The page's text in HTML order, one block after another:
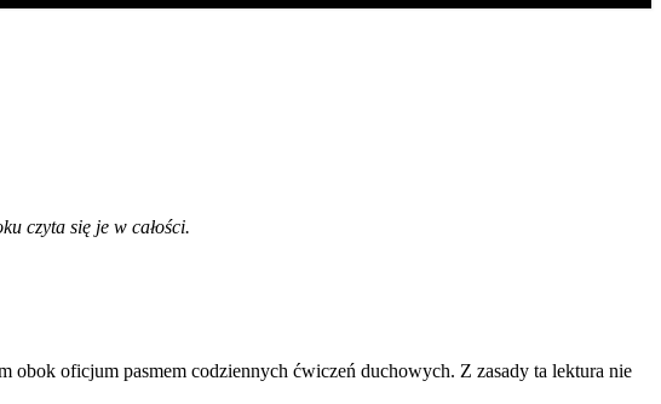
czyta się je w całości.
oficjum pasmem codziennych ćwiczeń duchowych. Z zasady ta lektura nie